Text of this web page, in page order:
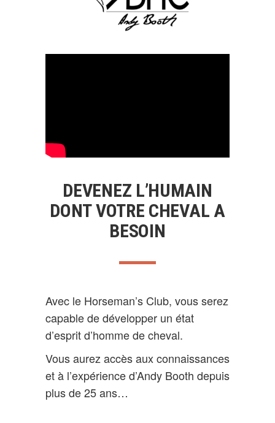
DEVENEZ L’HUMAIN
DONT VOTRE CHEVAL A
BESOIN
Avec le Horseman’s Club, vous serez
capable de développer un état
d’esprit d’homme de cheval.
Vous aurez accès aux connaissances
et à l’expérience d’Andy Booth depuis
plus de 25 ans…